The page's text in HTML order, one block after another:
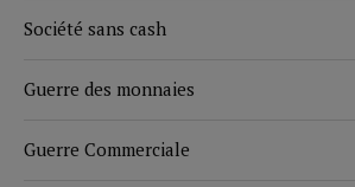
Société sans cash
Guerre des monnaies
Guerre Commerciale